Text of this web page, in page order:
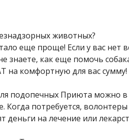
животных?
еще проще! Если у вас нет
знаете, как еще помочь
комфортную для вас сумму!
подопечных Приюта можно
Когда потребуется,
на лечение или